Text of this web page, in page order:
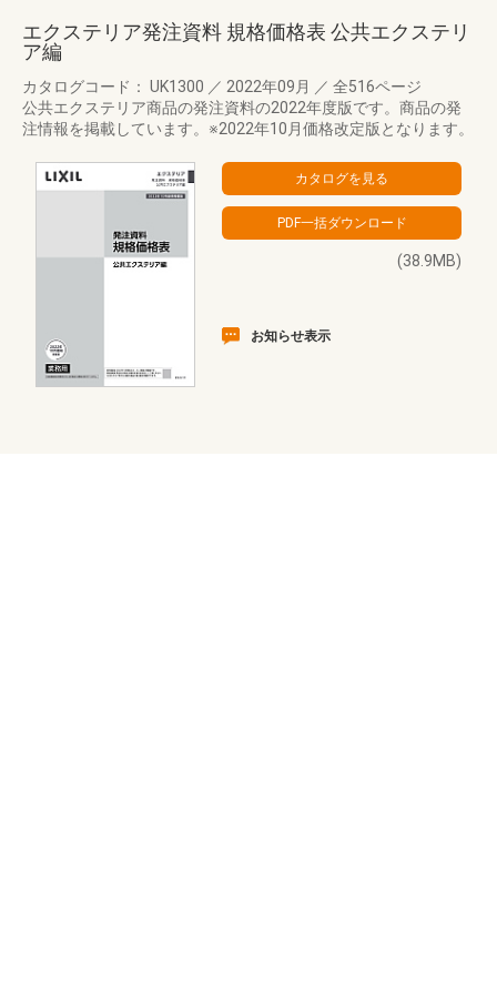
エクステリア発注資料 規格価格表 公共エクステリ
ア編
カタログコード： UK1300 ／ 2022年09月 ／ 全516ページ
公共エクステリア商品の発注資料の2022年度版です。商品の発
注情報を掲載しています。※2022年10月価格改定版となります。
(38.9MB)
お知らせ表示